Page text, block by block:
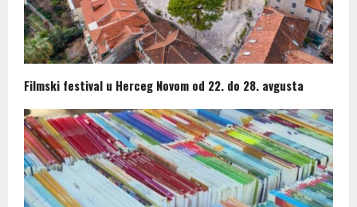
Filmski festival u Herceg Novom od 22. do 28. avgusta